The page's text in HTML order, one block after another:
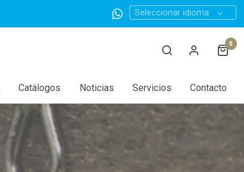
Seleccionar idioma
0
Catálogos Noticias Servicios Contacto